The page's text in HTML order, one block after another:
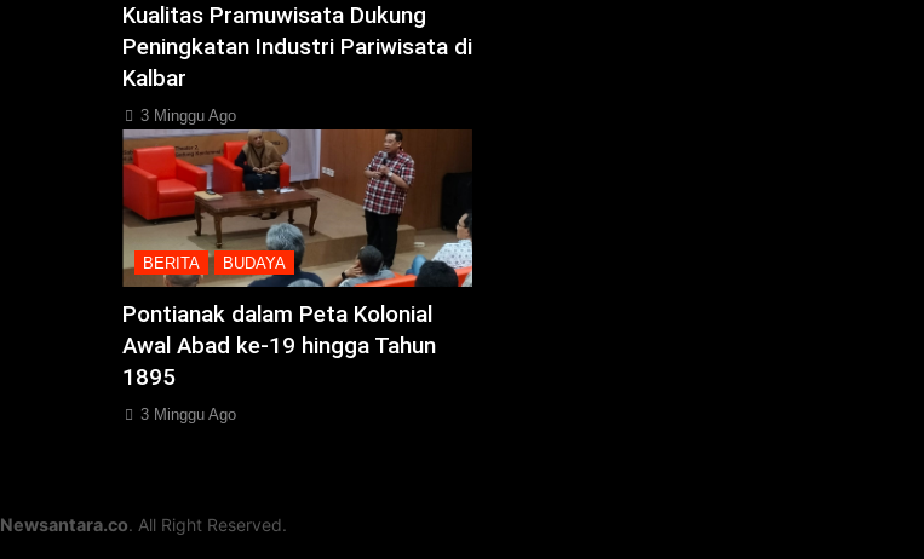
Kualitas Pramuwisata Dukung
Peningkatan Industri Pariwisata di
Kalbar
3 Minggu Ago
BERITA BUDAYA
Pontianak dalam Peta Kolonial
Awal Abad ke-19 hingga Tahun
1895
3 Minggu Ago
Newsantara.co. All Right Reserved.